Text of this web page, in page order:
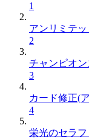
1
アンリミテ
2
チャンピオ
3
カード修正(
4
栄光のセラ